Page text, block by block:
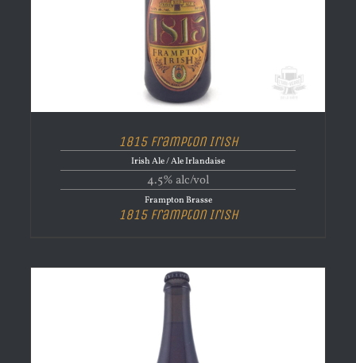
1815 Frampton Irish
Irish Ale / Ale Irlandaise
4.5% alc/vol
Frampton Brasse
1815 Frampton Irish